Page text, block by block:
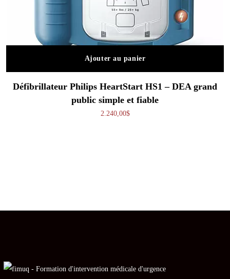
Ajouter au panier
Défibrillateur Philips HeartStart HS1 – DEA grand
public simple et fiable
2.240,00$